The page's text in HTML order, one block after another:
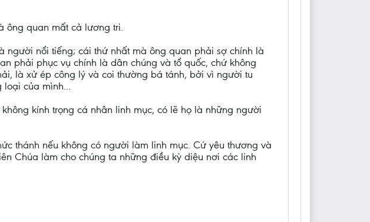
ông quan mất cả lương tri.
nổi tiếng; cái thứ nhất mà ông quan phải sợ chính là
phải phục vụ chính là dân chúng và tổ quốc, chứ không
là xử ép công lý và coi thường bá tánh, bởi vì người tu
của mình...
kính trọng cá nhân linh mục, có lẽ họ là những người
thánh nếu không có người làm linh mục. Cứ yêu thương và
Chúa làm cho chúng ta những điều kỳ diệu nơi các linh